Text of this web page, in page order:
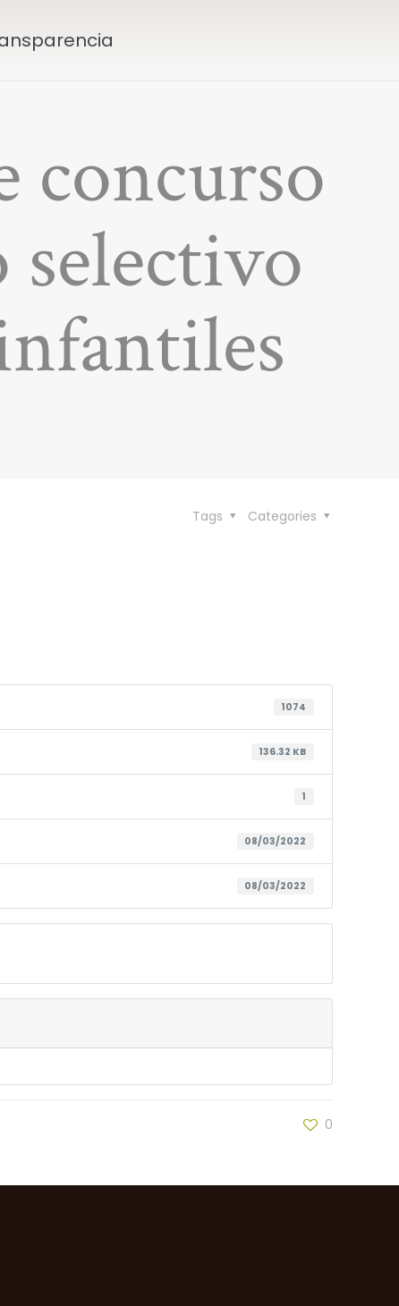
concurso
selectivo
Categories
Tags
1074
136.32 KB
1
08/03/2022
08/03/2022
0